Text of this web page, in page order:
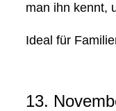
man ihn kennt,
Ideal für
13.